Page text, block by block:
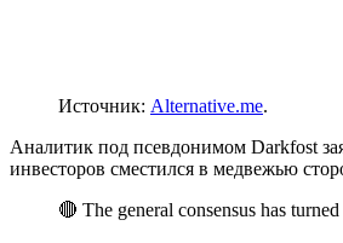
Источник: Alternative.me.
Аналитик под псевдонимом Darkfost
инвесторов сместился в медвежью
🔴 The general consensus has turned